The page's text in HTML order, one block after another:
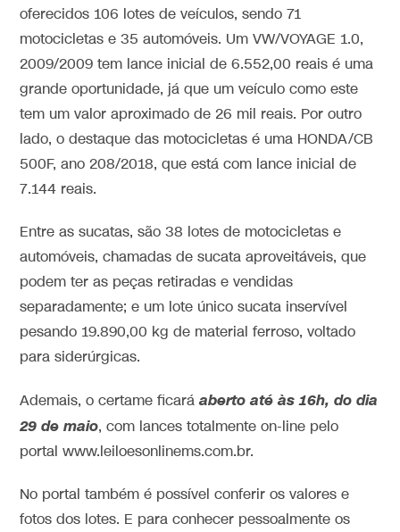
oferecidos 106 lotes de veículos, sendo 71
motocicletas e 35 automóveis. Um VW/VOYAGE 1.0,
2009/2009 tem lance inicial de 6.552,00 reais é uma
grande oportunidade, já que um veículo como este
tem um valor aproximado de 26 mil reais. Por outro
lado, o destaque das motocicletas é uma HONDA/CB
500F, ano 208/2018, que está com lance inicial de
7.144 reais.
Entre as sucatas, são 38 lotes de motocicletas e
automóveis, chamadas de sucata aproveitáveis, que
podem ter as peças retiradas e vendidas
separadamente; e um lote único sucata inservível
pesando 19.890,00 kg de material ferroso, voltado
para siderúrgicas.
Ademais, o certame ficaráaberto até às 16h, do dia
29 de maio, com lances totalmente on-line pelo
portal www.leiloesonlinems.com.br.
No portal também é possível conferir os valores e
fotos dos lotes. E para conhecer pessoalmente os